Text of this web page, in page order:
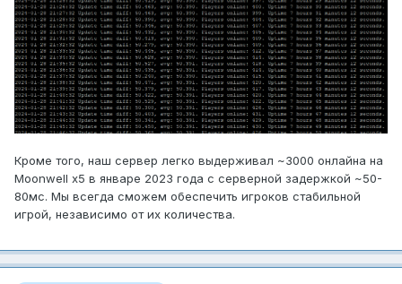
Кроме того, наш сервер легко выдерживал ~3000 онлайна на
Moonwell х5 в январе 2023 года с серверной задержкой ~50-
80мс. Мы всегда сможем обеспечить игроков стабильной
игрой, независимо от их количества.